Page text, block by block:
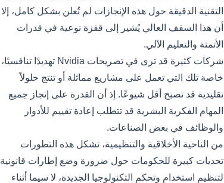
التقنية الدقيقة حول هذه الإنجازات لم تُعلن بشكل كامل، إلا
أن هذا السقف العالي يُشير إلى قفزة نوعية في قدرات
الأتمتة والتعليم الآلي.
شركات كثيرة قد ترى في تصريحات Nvidia تهديدًا تنافسيًا،
خاصة تلك التي تعمل على مشاريع مماثلة أو تنتج حلولاً
تقليدية قد تصبح أقل شيوعًا. إذ أن القدرة على إنجاز جميع
المهام الفكرية البشرية قد تتطلب إعادة تقييم للأدوار
والوظائف في بعض الصناعات.
من الناحية الأخلاقية والتنظيمية، تشكل هذه التطورات
تحديات كبيرة للحكومات حول ضرورة وضع إطارات قانونية
لتنظيم استخدام وتحكم التكنولوجيا الجديدة، لا سيما أثناء